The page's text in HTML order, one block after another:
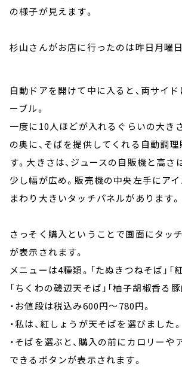
の様子が見えます。
杉山さんがお店に行ったのは昨日月曜日
自動ドアを開けて中に入ると、両サイ
ーブル。
一度に10人ほどが入れるぐらいの大き
の奥に、そばを提供してくれる自動調
す。大きさは、ジュースの自販機と高さ
少し幅が広め。販売機の中央左手にア
まわり大きいタッチパネルがあります。
さっそく購入ということで画面にタッ
が表示されます。
メニューは4種類。「たぬきつねそば」「
「ちくわの磯辺天そば」「柚子胡椒香る豚
・お値段は税込み600円～780円。
・私は、紅しょうが天そばを選びました。
・そばを選ぶと、購入の前にカロリーや
できるボタンが表示されます。